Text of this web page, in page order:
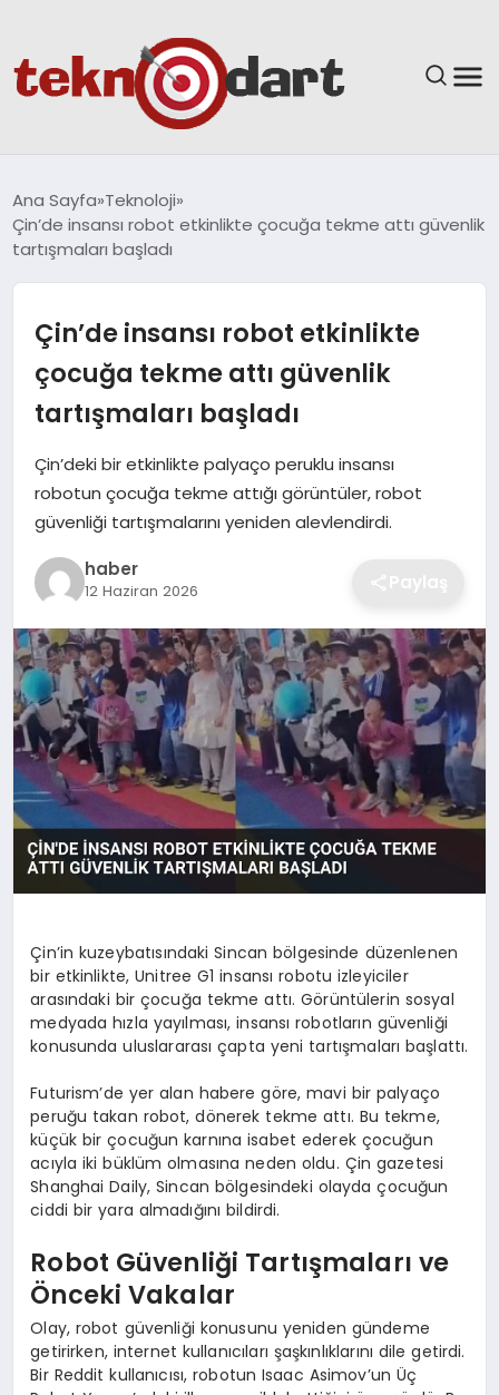
YAŞAM
EĞITIM
GÜNDEM
SPOR
EKONOMI
MAGAZIN
OTOMOBIL
TEKNOLOJI
Ana Sayfa Teknoloji
Çin’de insansı robot etkinlikte çocuğa tekme attı güvenlik
tartışmaları başladı
Çin’de insansı robot etkinlikte
çocuğa tekme attı güvenlik
tartışmaları başladı
Çin’deki bir etkinlikte palyaço peruklu insansı
robotun çocuğa tekme attığı görüntüler, robot
güvenliği tartışmalarını yeniden alevlendirdi.
haber
12 Haziran 2026
Çin’in kuzeybatısındaki Sincan bölgesinde düzenlenen
bir etkinlikte, Unitree G1 insansı robotu izleyiciler
arasındaki bir çocuğa tekme attı. Görüntülerin sosyal
medyada hızla yayılması, insansı robotların güvenliği
konusunda uluslararası çapta yeni tartışmaları başlattı.
Futurism’de yer alan habere göre, mavi bir palyaço
peruğu takan robot, dönerek tekme attı. Bu tekme,
küçük bir çocuğun karnına isabet ederek çocuğun
acıyla iki büklüm olmasına neden oldu. Çin gazetesi
Shanghai Daily, Sincan bölgesindeki olayda çocuğun
ciddi bir yara almadığını bildirdi.
Robot Güvenliği Tartışmaları ve
Önceki Vakalar
Olay, robot güvenliği konusunu yeniden gündeme
getirirken, internet kullanıcıları şaşkınlıklarını dile getirdi.
Bir Reddit kullanıcısı, robotun Isaac Asimov’un Üç